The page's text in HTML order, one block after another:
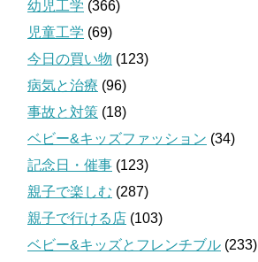
幼児工学 (366)
児童工学 (69)
今日の買い物 (123)
病気と治療 (96)
事故と対策 (18)
ベビー&キッズファッション (34)
記念日・催事 (123)
親子で楽しむ (287)
親子で行ける店 (103)
ベビー&キッズとフレンチブル (233)